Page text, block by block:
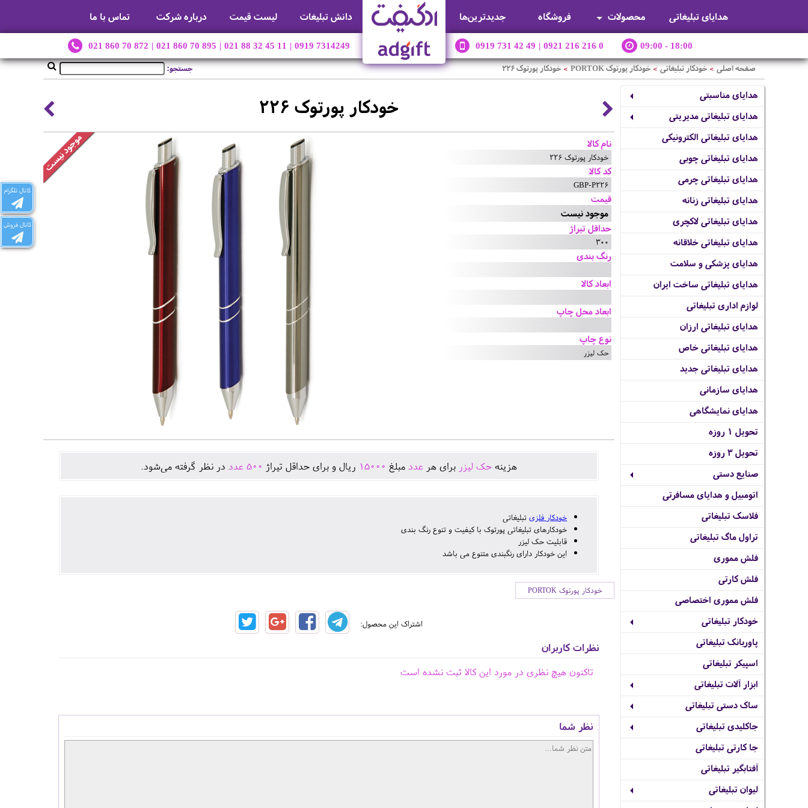
هدایای تبلیغاتی محصولات فروشگاه جديدترين‌ها دانش تبلیغات لیست قیمت درباره شرکت تماس با ما
021 860 70 872 | 021 860 70 895 | 021 88 32 45 11 | 0919 7314249 0919 731 42 49 | 0921 216 216 0 09:00 - 18:00
کانال تلگرام
کانال فروش
جستجو: صفحه اصلی > خودکار تبلیغاتی > خودکار پورتوک PORTOK > خودکار پورتوک 226
هدایای مناسبتی
هدایای تبلیغاتی مدیریتی
هدایای تبلیغاتی الکترونیکی
هدایای تبلیغاتی چوبی
هدایای تبلیغاتی چرمی
هدایای تبلیغاتی زنانه
هدایای تبلیغاتی لاکچری
هدایای تبلیغاتی خلاقانه
هدایای پزشکی و سلامت
هدایای تبلیغاتی ساخت ایران
لوازم اداری تبلیغاتی
هدایای تبلیغاتی ارزان
هدایای تبلیغاتی خاص
هدایای تبلیغاتی جدید
هدایای سازمانی
هدایای نمایشگاهی
تحویل 1 روزه
تحویل 3 روزه
صنایع دستی
اتومبیل و هدایای مسافرتی
فلاسک تبلیغاتی
تراول ماگ تبلیغاتی
فلش مموری
فلش کارتی
فلش مموری اختصاصی
خودکار تبلیغاتی
پاوربانک تبلیغاتی
اسپیکر تبلیغاتی
ابزار آلات تبلیغاتی
ساک دستی تبلیغاتی
جاکلیدی تبلیغاتی
جا کارتی تبلیغاتی
آفتابگیر تبلیغاتی
لیوان تبلیغاتی
خودکار پورتوک 226
نام کالا
خودکار پورتوک 226
کد کالا
GBP-P226
قیمت
موجود نیست
حداقل تیراژ
300
رنگ بندی
ابعاد کالا
ابعاد محل چاپ
نوع چاپ
حک لیزر
هزينه حک لیزر برای هر عدد مبلغ 15000 ريال و برای حداقل تيراژ 500 عدد در نظر گرفته می‌شود.
خودکار فلزیتبلیغاتی
خودکارهای تبلیغاتی پورتوک با کیفیت و تنوع رنگ بندی
قابلیت حک لیزر
این خودکار دارای رنگبندی متنوع می باشد
خودکار پورتوک PORTOK
اشتراک این محصول:
نظرات کاربران
تاکنون هیچ نظری در مورد این کالا ثبت نشده است
نظر شما